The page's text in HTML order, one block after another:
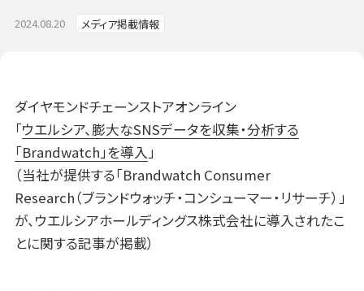
2024.08.20 メディア掲載情報
ダイヤモンドチェーンストアオンライン
「ウエルシア、膨大なSNSデータを収集・分析する
「Brandwatch」を導入」
（当社が提供する「Brandwatch Consumer
Research（ブランドウォッチ・コンシューマー・リサーチ）」
が、ウエルシアホールディングス株式会社に導入されたこ
とに関する記事が掲載）